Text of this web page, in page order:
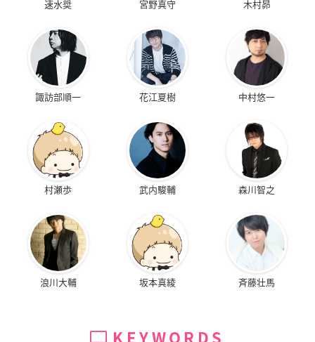
速水奨 宮野真守 木村昴
諏訪部順一 花江夏樹 中村悠一
村瀬歩 武内駿輔 森川智之
浪川大輔 坂本真綾 斉藤壮馬
KEYWORDS